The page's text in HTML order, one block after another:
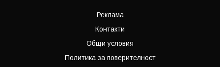
Реклама
Контакти
Общи условия
Политика за поверителност